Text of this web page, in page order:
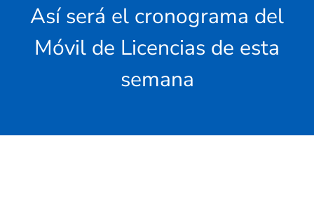
Así será el cronograma del
Móvil de Licencias de esta
semana